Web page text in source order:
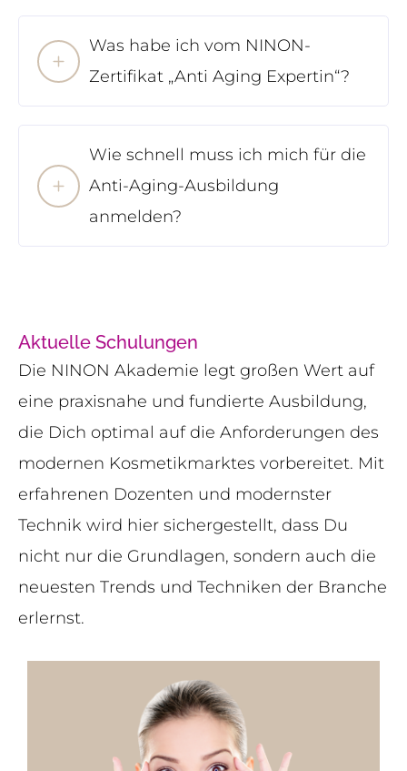
Was habe ich vom NINON-
Zertifikat „Anti Aging Expertin“?
Wie schnell muss ich mich für die
Anti-Aging-Ausbildung
anmelden?
Aktuelle Schulungen
Die NINON Akademie legt großen Wert auf
eine praxisnahe und fundierte Ausbildung,
die Dich optimal auf die Anforderungen des
modernen Kosmetikmarktes vorbereitet. Mit
erfahrenen Dozenten und modernster
Technik wird hier sichergestellt, dass Du
nicht nur die Grundlagen, sondern auch die
neuesten Trends und Techniken der Branche
erlernst.